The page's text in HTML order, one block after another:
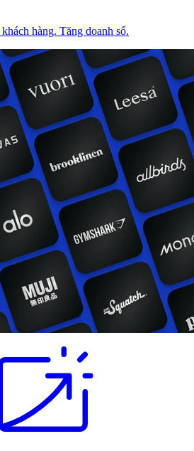
hàng. Tăng doanh số.